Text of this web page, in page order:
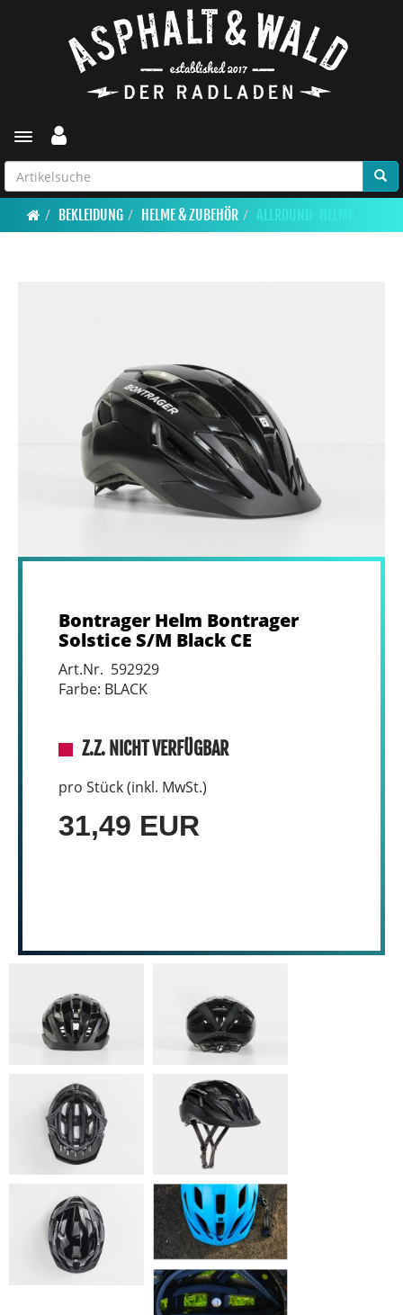
Toggle navigation
BEKLEIDUNG HELME & ZUBEHÖR ALLROUND-HELME
Bontrager Helm Bontrager
Solstice S/M Black CE
Art.Nr. 592929
Farbe: BLACK
Z.Z. NICHT VERFÜGBAR
pro Stück (inkl. MwSt.)
31,49 EUR